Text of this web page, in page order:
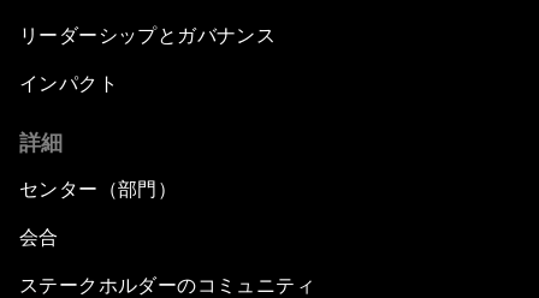
リーダーシップとガバナンス
インパクト
詳細
センター（部門）
会合
ステークホルダーのコミュニティ